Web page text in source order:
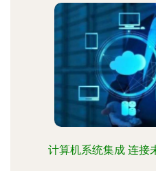
计算机系统集成 连接